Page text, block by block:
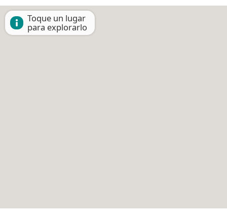
Toque un lugar
para explorarlo